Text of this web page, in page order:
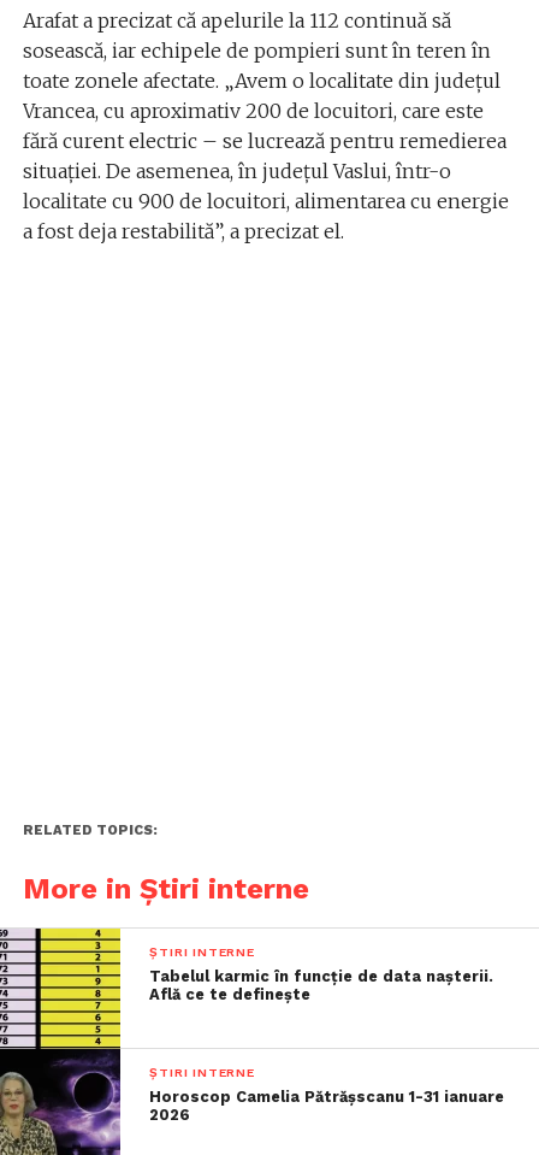
Arafat a precizat că apelurile la 112 continuă să
sosească, iar echipele de pompieri sunt în teren în
toate zonele afectate. „Avem o localitate din județul
Vrancea, cu aproximativ 200 de locuitori, care este
fără curent electric – se lucrează pentru remedierea
situației. De asemenea, în județul Vaslui, într-o
localitate cu 900 de locuitori, alimentarea cu energie
a fost deja restabilită”, a precizat el.
RELATED TOPICS:
More in Știri interne
ȘTIRI INTERNE
Tabelul karmic în funcție de data nașterii.
Află ce te definește
ȘTIRI INTERNE
Horoscop Camelia Pătrășscanu 1-31 ianuare
2026